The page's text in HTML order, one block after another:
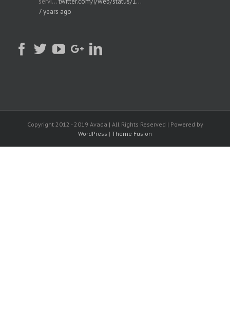
7 years ago
Copyright 2012 - 2019 Avada | All Rights Reserved | Powered by
WordPress | Theme Fusion